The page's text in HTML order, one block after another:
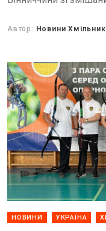
Автор: Новини
НОВИНИ УКРАЇНА